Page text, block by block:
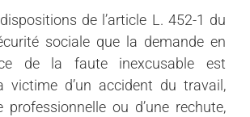
de l’article L. 452-1 du
sociale que la demande en
de la faute inexcusable est
victime d’un accident du travail,
professionnelle ou d’une rechute,